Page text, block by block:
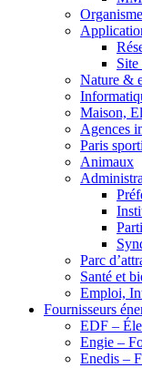
Site
Nature &
Maison,
Agences
Paris
Animaux
Parc
Santé et
Emploi,
Fournisseurs
EDF –
Engie –
Enedis –